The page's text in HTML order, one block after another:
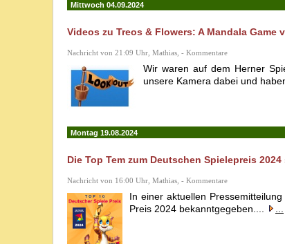
Mittwoch 04.09.2024
Videos zu Treos & Flowers: A Mandala
Nachricht von 21:09 Uhr, Mathias, - Kommentare
Wir waren auf dem Herner
unsere Kamera dabei und
Montag 19.08.2024
Die Top Tem zum Deutschen Spielepreis
Nachricht von 16:00 Uhr, Mathias, - Kommentare
In einer aktuellen
Preis 2024 bekanntgegeben....